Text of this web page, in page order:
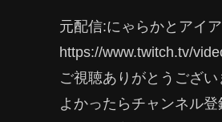
元配信:にゃらかとアイ
https://www.twitch.tv/
ご視聴ありがとうござい
よかったらチャンネル